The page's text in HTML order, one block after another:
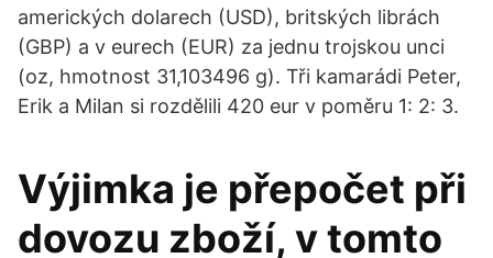
amerických dolarech (USD), britských librách
(GBP) a v eurech (EUR) za jednu trojskou unci
(oz, hmotnost 31,103496 g). Tři kamarádi Peter,
Erik a Milan si rozdělili 420 eur v poměru 1: 2: 3.
Výjimka je přepočet při
dovozu zboží, v tomto